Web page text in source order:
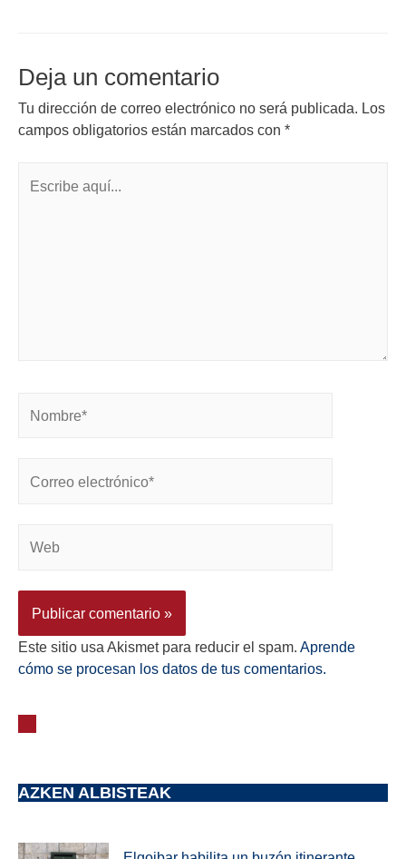
Deja un comentario
Tu dirección de correo electrónico no será publicada. Los
campos obligatorios están marcados con *
Este sitio usa Akismet para reducir el spam. Aprende
cómo se procesan los datos de tus comentarios.
AZKEN ALBISTEAK